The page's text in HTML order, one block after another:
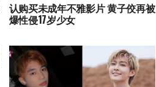
认购买未成年不雅影片 黄子佼再被
爆性侵17岁少女